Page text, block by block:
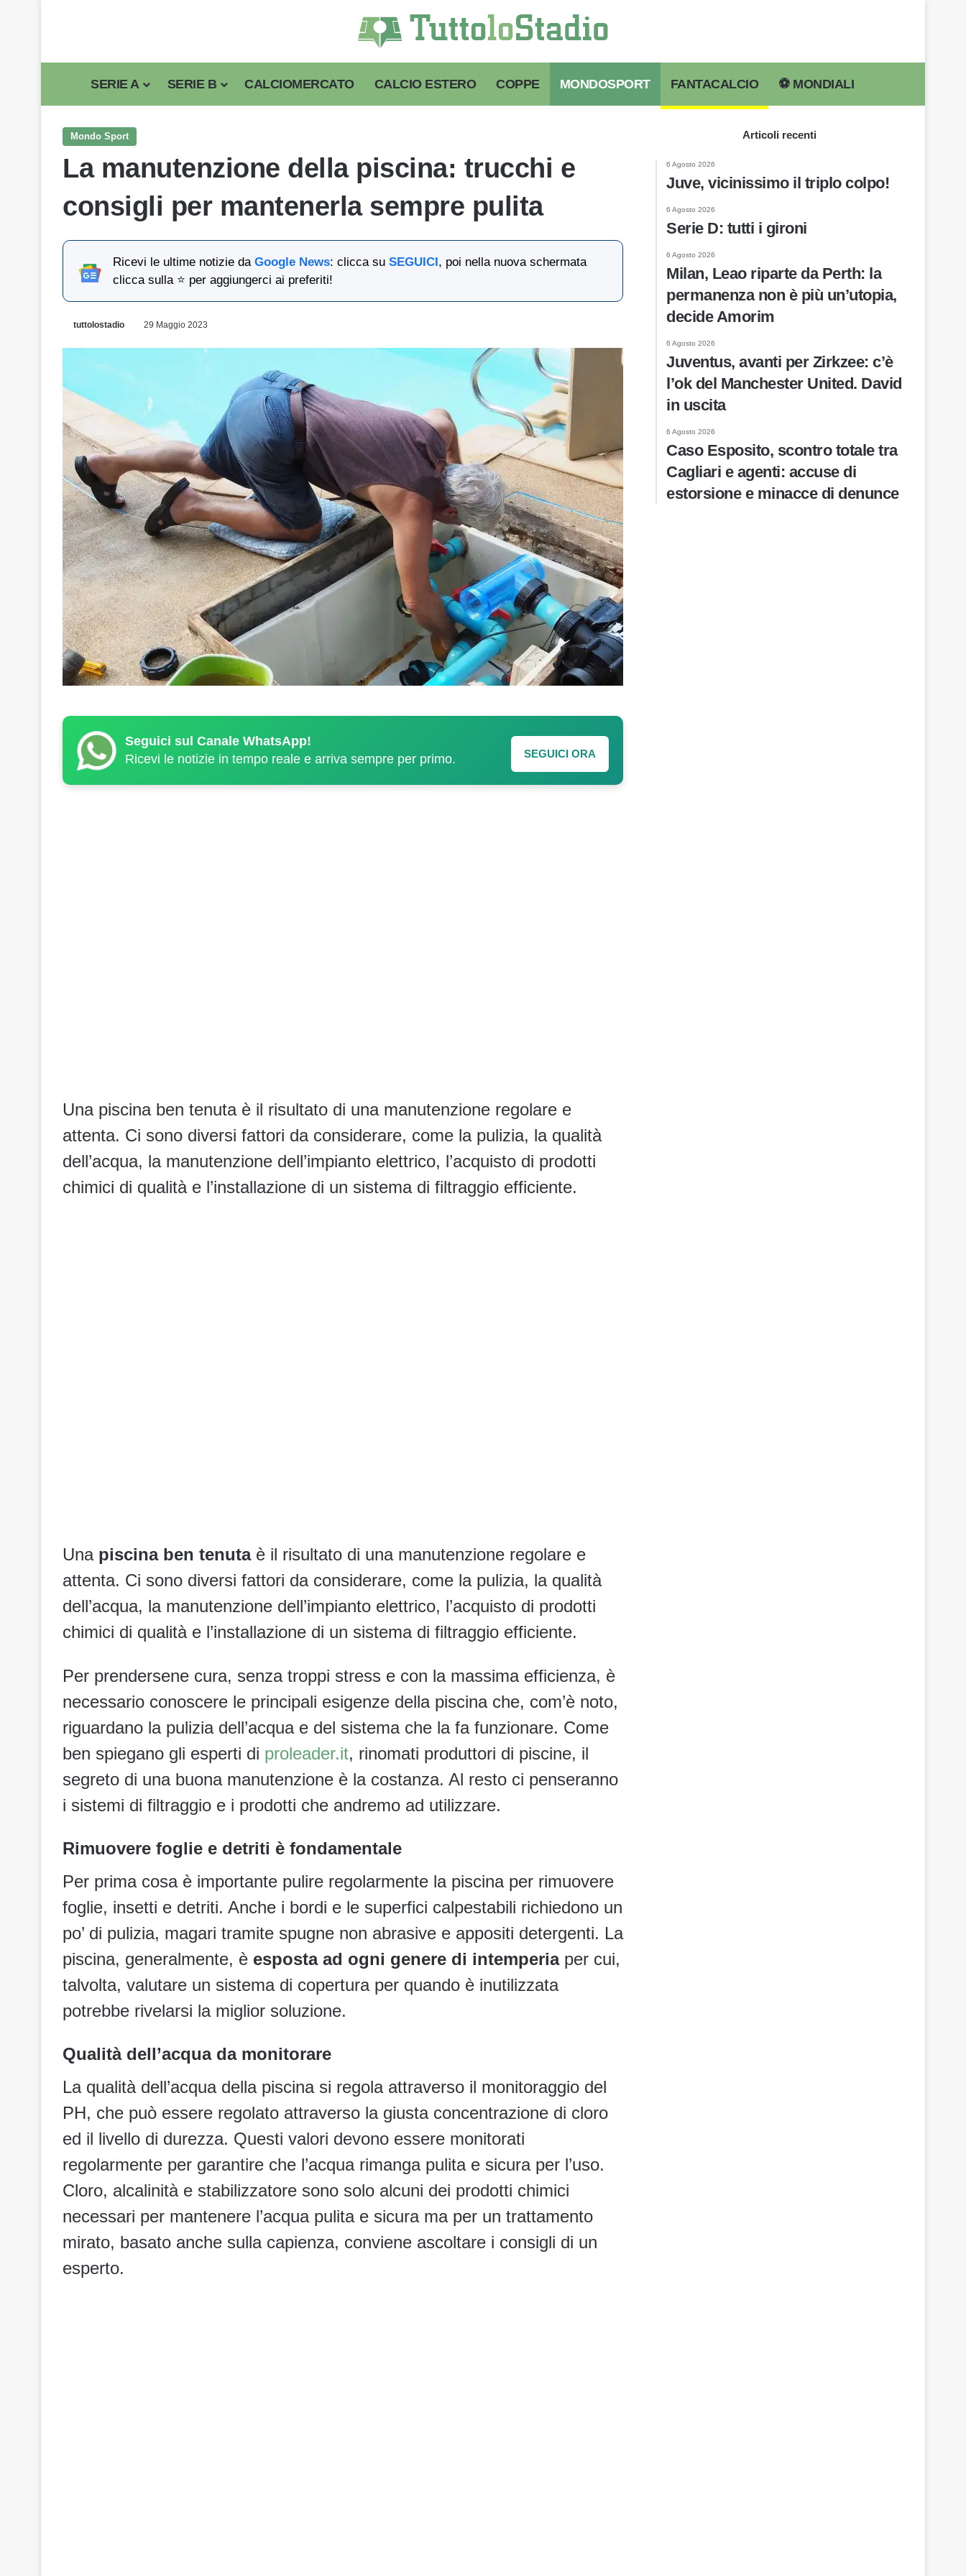
SERIE A SERIE B CALCIOMERCATO CALCIO ESTERO COPPE MONDOSPORT FANTACALCIO ⚽️ MONDIALI
Mondo Sport
La manutenzione della piscina: trucchi e
consigli per mantenerla sempre pulita
Ricevi le ultime notizie daGoogle News: clicca suSEGUICI, poi nella nuova schermata
clicca sulla ⭐ per aggiungerci ai preferiti!
tuttolostadio 29 Maggio 2023
Seguici sul Canale WhatsApp!
Ricevi le notizie in tempo reale e arriva sempre per primo.
SEGUICI ORA
Una piscina ben tenuta è il risultato di una manutenzione regolare e
attenta. Ci sono diversi fattori da considerare, come la pulizia, la qualità
dell’acqua, la manutenzione dell’impianto elettrico, l’acquisto di prodotti
chimici di qualità e l’installazione di un sistema di filtraggio efficiente.
Una piscina ben tenutaè il risultato di una manutenzione regolare e
attenta. Ci sono diversi fattori da considerare, come la pulizia, la qualità
dell’acqua, la manutenzione dell’impianto elettrico, l’acquisto di prodotti
chimici di qualità e l’installazione di un sistema di filtraggio efficiente.
Per prendersene cura, senza troppi stress e con la massima efficienza, è
necessario conoscere le principali esigenze della piscina che, com’è noto,
riguardano la pulizia dell’acqua e del sistema che la fa funzionare. Come
ben spiegano gli esperti di proleader.it, rinomati produttori di piscine, il
segreto di una buona manutenzione è la costanza. Al resto ci penseranno
i sistemi di filtraggio e i prodotti che andremo ad utilizzare.
Rimuovere foglie e detriti è fondamentale
Per prima cosa è importante pulire regolarmente la piscina per rimuovere
foglie, insetti e detriti. Anche i bordi e le superfici calpestabili richiedono un
po’ di pulizia, magari tramite spugne non abrasive e appositi detergenti. La
piscina, generalmente, è esposta ad ogni genere di intemperiaper cui,
talvolta, valutare un sistema di copertura per quando è inutilizzata
potrebbe rivelarsi la miglior soluzione.
Qualità dell’acqua da monitorare
La qualità dell’acqua della piscina si regola attraverso il monitoraggio del
PH, che può essere regolato attraverso la giusta concentrazione di cloro
ed il livello di durezza. Questi valori devono essere monitorati
regolarmente per garantire che l’acqua rimanga pulita e sicura per l’uso.
Cloro, alcalinità e stabilizzatore sono solo alcuni dei prodotti chimici
necessari per mantenere l’acqua pulita e sicura ma per un trattamento
mirato, basato anche sulla capienza, conviene ascoltare i consigli di un
esperto.
Articoli recenti
6 Agosto 2026
Juve, vicinissimo il triplo colpo!
6 Agosto 2026
Serie D: tutti i gironi
6 Agosto 2026
Milan, Leao riparte da Perth: la
permanenza non è più un’utopia,
decide Amorim
6 Agosto 2026
Juventus, avanti per Zirkzee: c’è
l’ok del Manchester United. David
in uscita
6 Agosto 2026
Caso Esposito, scontro totale tra
Cagliari e agenti: accuse di
estorsione e minacce di denunce